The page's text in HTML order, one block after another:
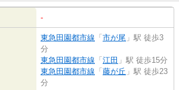
-
東急田園都市線 「 市が尾 」駅 徒歩3
分
東急田園都市線 「 江田 」駅 徒歩15分
東急田園都市線 「 藤が丘 」駅 徒歩23
分